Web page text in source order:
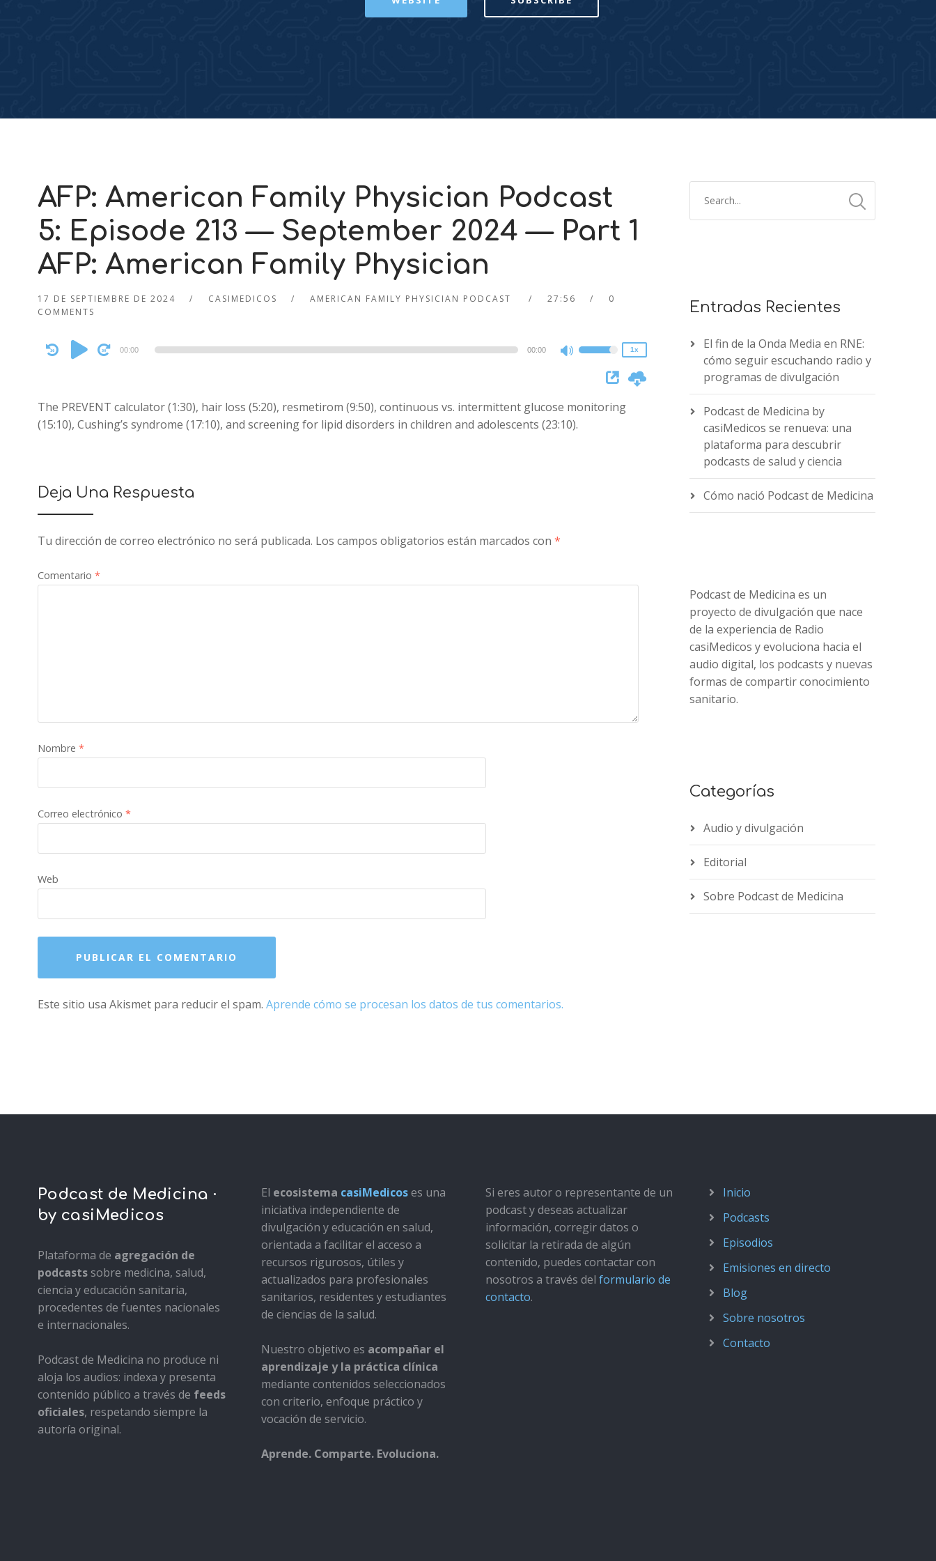
AFP: American Family Physician Podcast
5: Episode 213 — September 2024 — Part 1
AFP: American Family Physician
17 DE SEPTIEMBRE DE 2024 CASIMEDICOS AMERICAN FAMILY PHYSICIAN PODCAST 27:56
0
COMMENTS
Audio
Player
00:00 00:00
Use
Up/Down
keys
1x
The PREVENT calculator (1:30), hair loss (5:20), resmetirom (9:50), continuous vs. intermittent glucose monitoring
(15:10), Cushing’s syndrome (17:10), and screening for lipid disorders in children and adolescents (23:10).
Deja Una Respuesta
Tu dirección de correo electrónico no será publicada. Los campos obligatorios están marcados con *
Comentario *
Nombre *
Correo electrónico *
Web
Este sitio usa Akismet para reducir el spam. Aprende cómo se procesan los datos de tus comentarios.
Entradas Recientes
El fin de la Onda Media en RNE:
cómo seguir escuchando radio y
programas de divulgación
Podcast de Medicina by
casiMedicos se renueva: una
plataforma para descubrir
podcasts de salud y ciencia
Cómo nació Podcast de Medicina
Podcast de Medicina es un
proyecto de divulgación que nace
de la experiencia de Radio
casiMedicos y evoluciona hacia el
audio digital, los podcasts y nuevas
formas de compartir conocimiento
sanitario.
Categorías
Audio y divulgación
Editorial
Sobre Podcast de Medicina
Podcast de Medicina ·
by casiMedicos
Plataforma de agregación de
podcastssobre medicina, salud,
ciencia y educación sanitaria,
procedentes de fuentes nacionales
e internacionales.
Podcast de Medicina no produce ni
aloja los audios: indexa y presenta
contenido público a través de feeds
oficiales, respetando siempre la
autoría original.
El ecosistema casiMedicoses una
iniciativa independiente de
divulgación y educación en salud,
orientada a facilitar el acceso a
recursos rigurosos, útiles y
actualizados para profesionales
sanitarios, residentes y estudiantes
de ciencias de la salud.
Nuestro objetivo es acompañar el
aprendizaje y la práctica clínica
mediante contenidos seleccionados
con criterio, enfoque práctico y
vocación de servicio.
Aprende. Comparte. Evoluciona.
Si eres autor o representante de un
podcast y deseas actualizar
información, corregir datos o
solicitar la retirada de algún
contenido, puedes contactar con
nosotros a través del formulario de
contacto.
Inicio
Podcasts
Episodios
Emisiones en directo
Blog
Sobre nosotros
Contacto